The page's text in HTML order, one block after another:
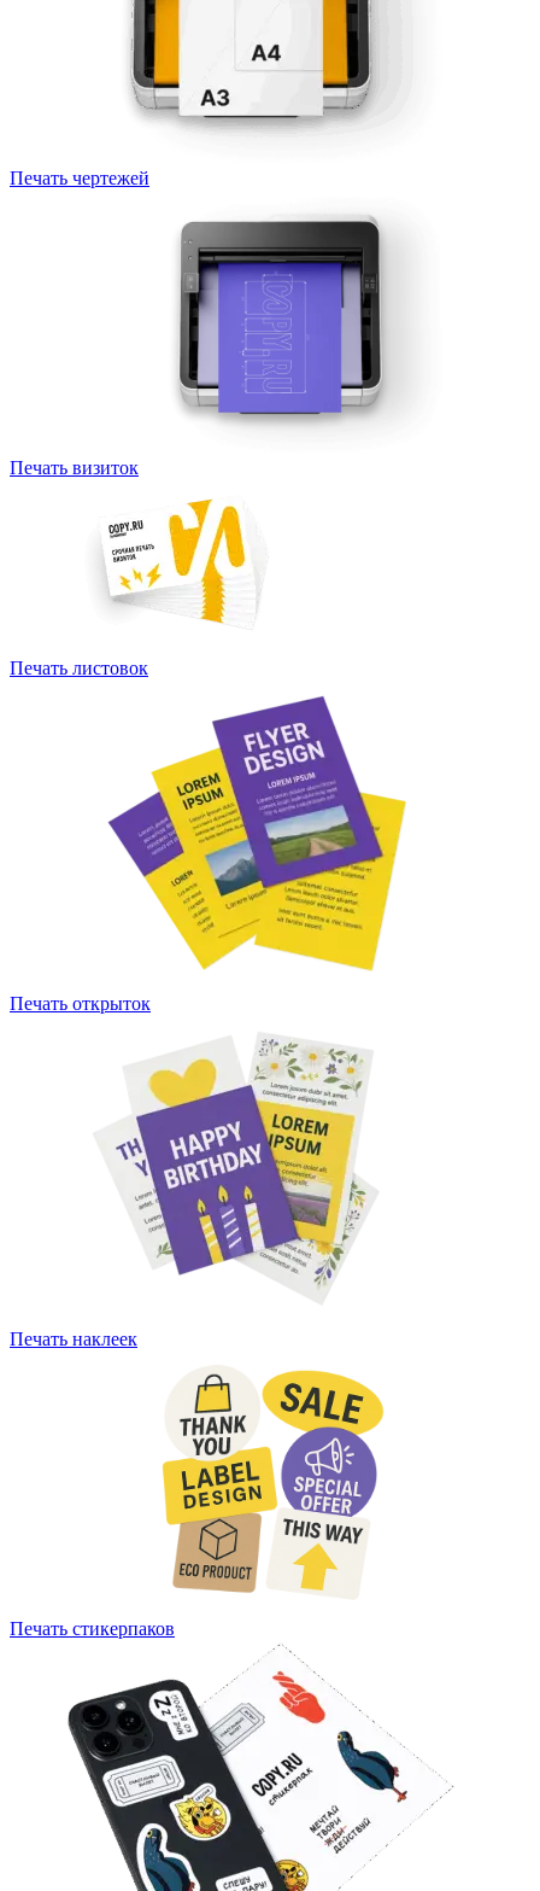
Печать чертежей
Печать визиток
Печать листовок
Печать открыток
Печать наклеек
Печать стикерпаков